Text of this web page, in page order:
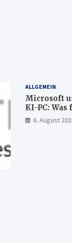
ALLGEMEIN
Microsoft
KI-PC:
künftig
läuft und
6. August